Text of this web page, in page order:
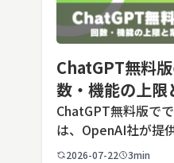
ChatGPT無料
数・機能の上限
点を解説【
ChatGPT無料版で
は、OpenAI社が提
サービスです。アカ
2026-07-22 3min